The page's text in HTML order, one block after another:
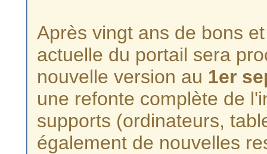
Après vingt ans de bons
actuelle du portail sera
nouvelle version au 1er
une refonte complète de
supports (ordinateurs,
également de nouvelles